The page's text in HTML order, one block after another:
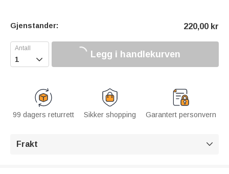
Gjenstander: 220,00 kr
 Legg i handlekurven
99 dagers returrett Sikker shopping Garantert personvern
Frakt 